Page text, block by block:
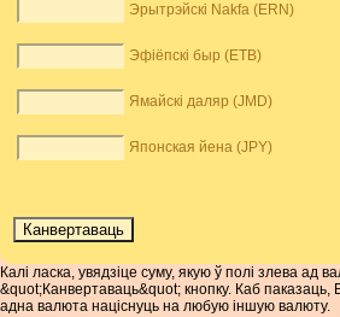
Эрытрэйскі Nakfa (ERN)
Эфіёпскі быр (ETB)
Ямайскі даляр (JMD)
Японская йена (JPY)
Калі ласка, увядзіце суму, якую ў полі злева ад
&quot;Канвертаваць&quot; кнопку. Каб паказаць,
адна валюта націснуць на любую іншую валюту.